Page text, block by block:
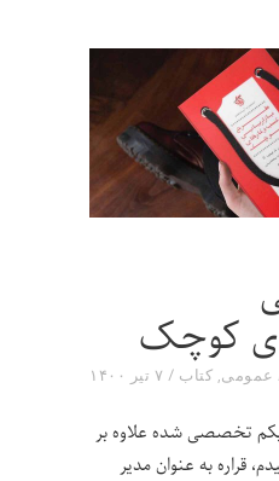
کوچک
۷ تیر ۱۴۰۰ عمومی, کتاب
تخصصی شده علاوه بر
قراره به عنوان مدیر